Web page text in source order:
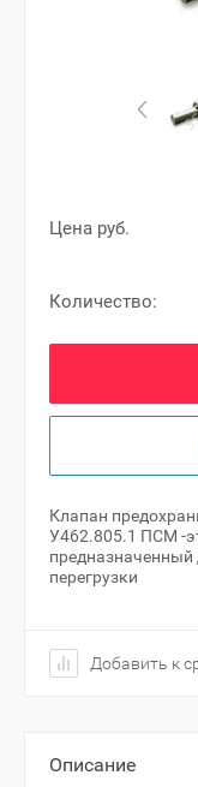
Цена руб.
Количество:
Клапан
У462.805.1 ПСМ -
перегрузки
Добавить к
Описание